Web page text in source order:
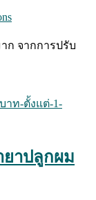
ก จากการปรับ
ยาปลูกผม